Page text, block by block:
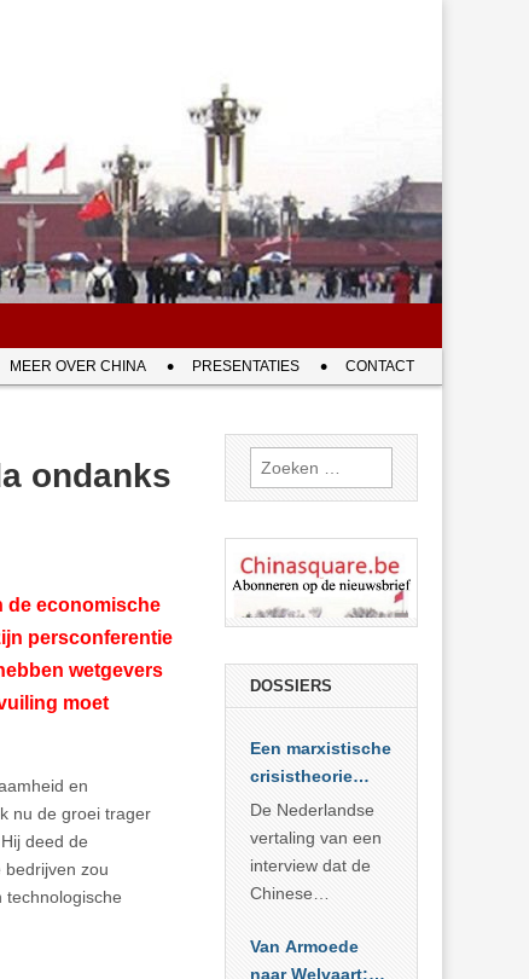
MEER OVER CHINA PRESENTATIES CONTACT
ondanks
de economische
persconferentie
wetgevers
moet
en
nu de groei trager
. Hij deed de
zou
technologische
Zoeken
naar:
DOSSIERS
Een marxistische
crisistheorie
voor vandaag
De Nederlandse
vertaling van een
interview dat de
Chinese
Sociale
Van Armoede
naar Welvaart: